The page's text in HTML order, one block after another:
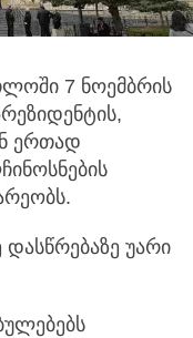
7 ნოემბრის
ერთად
დასწრებაზე უარი